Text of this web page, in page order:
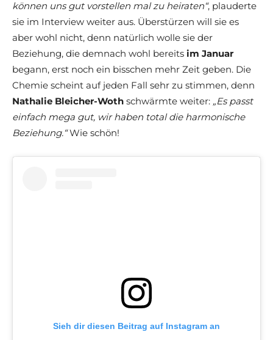
können uns gut vorstellen mal zu heiraten“, plauderte
sie im Interview weiter aus. Überstürzen will sie es
aber wohl nicht, denn natürlich wolle sie der
Beziehung, die demnach wohl bereits im Januar
begann, erst noch ein bisschen mehr Zeit geben. Die
Chemie scheint auf jeden Fall sehr zu stimmen, denn
Nathalie Bleicher-Woth schwärmte weiter: „Es passt
einfach mega gut, wir haben total die harmonische
Beziehung.“Wie schön!
Sieh dir diesen Beitrag auf Instagram an